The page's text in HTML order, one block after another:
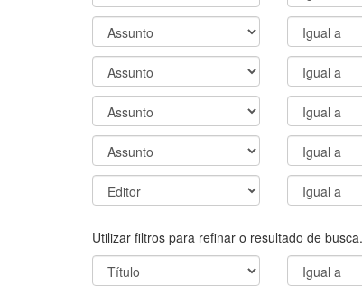
Utilizar filtros para refinar o resultado de busca.